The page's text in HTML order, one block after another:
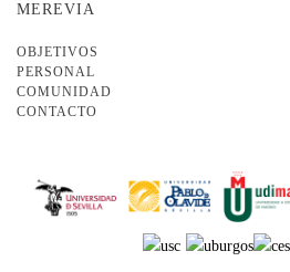
MEREVIA
OBJETIVOS
PERSONAL
COMUNIDAD
CONTACTO